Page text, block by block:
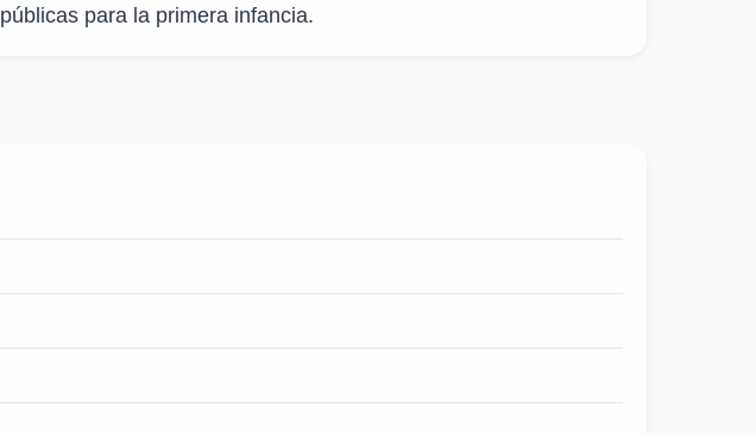
públicas para la primera infancia.